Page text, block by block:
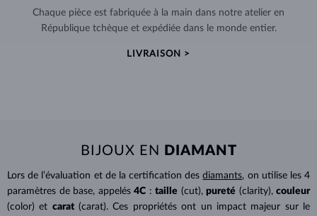
Chaque pièce est fabriquée à la main dans notre atelier en
République tchèque et expédiée dans le monde entier.
LIVRAISON >
BIJOUX EN DIAMANT
Lors de l’évaluation et de la certification desdiamants, on utilise les 4
paramètres de base, appelés 4C : taille (cut), pureté (clarity), couleur
(color) et carat (carat). Ces propriétés ont un impact majeur sur le